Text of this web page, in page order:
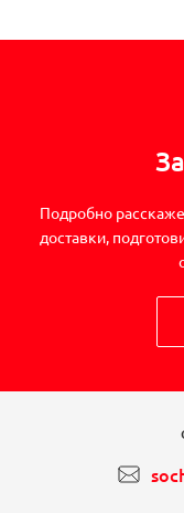
Подробно
доставки,